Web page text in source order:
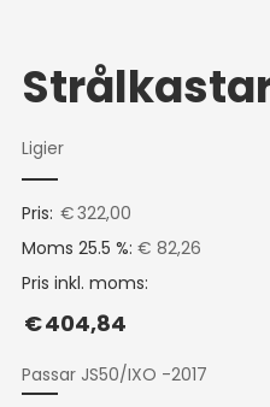
Ligier
Pris: €322,00
Moms 25.5 %: € 82,26
Pris inkl. moms:
€404,84
Passar JS50/IXO -2017